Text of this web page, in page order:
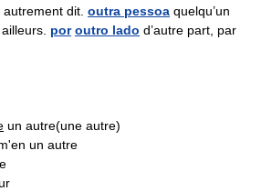
autrement dit. outra pessoa quelqu’un
por outro lado d’autre part, par
un autre(une autre)
un autre